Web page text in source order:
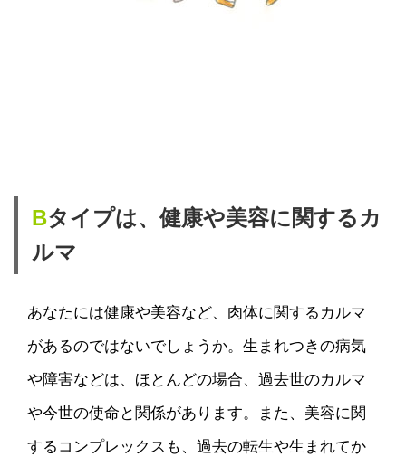
Bタイプは、健康や美容に関するカ
ルマ
あなたには健康や美容など、肉体に関するカルマ
があるのではないでしょうか。生まれつきの病気
や障害などは、ほとんどの場合、過去世のカルマ
や今世の使命と関係があります。また、美容に関
するコンプレックスも、過去の転生や生まれてか